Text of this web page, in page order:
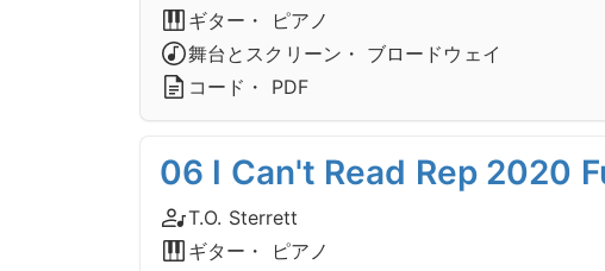
ギター・ ピアノ
舞台とスクリーン・ ブロードウェイ
コード・ PDF
06 I Can't Read Rep 2020
T.O. Sterrett
ギター・ ピアノ